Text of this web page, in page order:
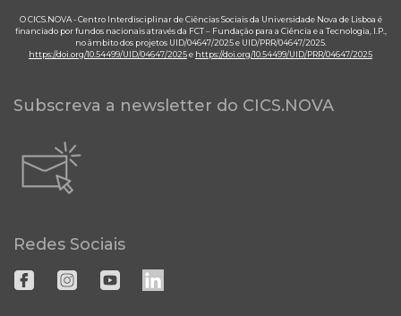
O CICS.NOVA - Centro Interdisciplinar de Ciências Sociais da Universidade Nova de Lisboa é
financiado por fundos nacionais através da FCT – Fundação para a Ciência e a Tecnologia, I.P.,
no âmbito dos projetos UID/04647/2025 e UID/PRR/04647/2025.
https://doi.org/10.54499/UID/04647/2025e https://doi.org/10.54499/UID/PRR/04647/2025
Subscreva a newsletter do CICS.NOVA
Redes Sociais